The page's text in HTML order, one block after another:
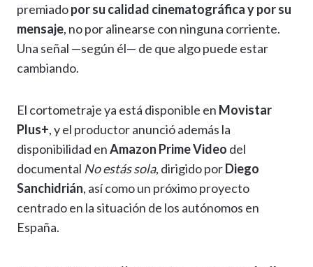
premiadopor su calidad cinematográfica y por su
mensaje, no por alinearse con ninguna corriente.
Una señal —según él— de que algo puede estar
cambiando.
El cortometraje ya está disponible en Movistar
Plus+, y el productor anunció además la
disponibilidad enAmazon Prime Video del
documental No estás sola, dirigido porDiego
Sanchidrián, así como un próximo proyecto
centrado en la situación de los autónomos en
España.